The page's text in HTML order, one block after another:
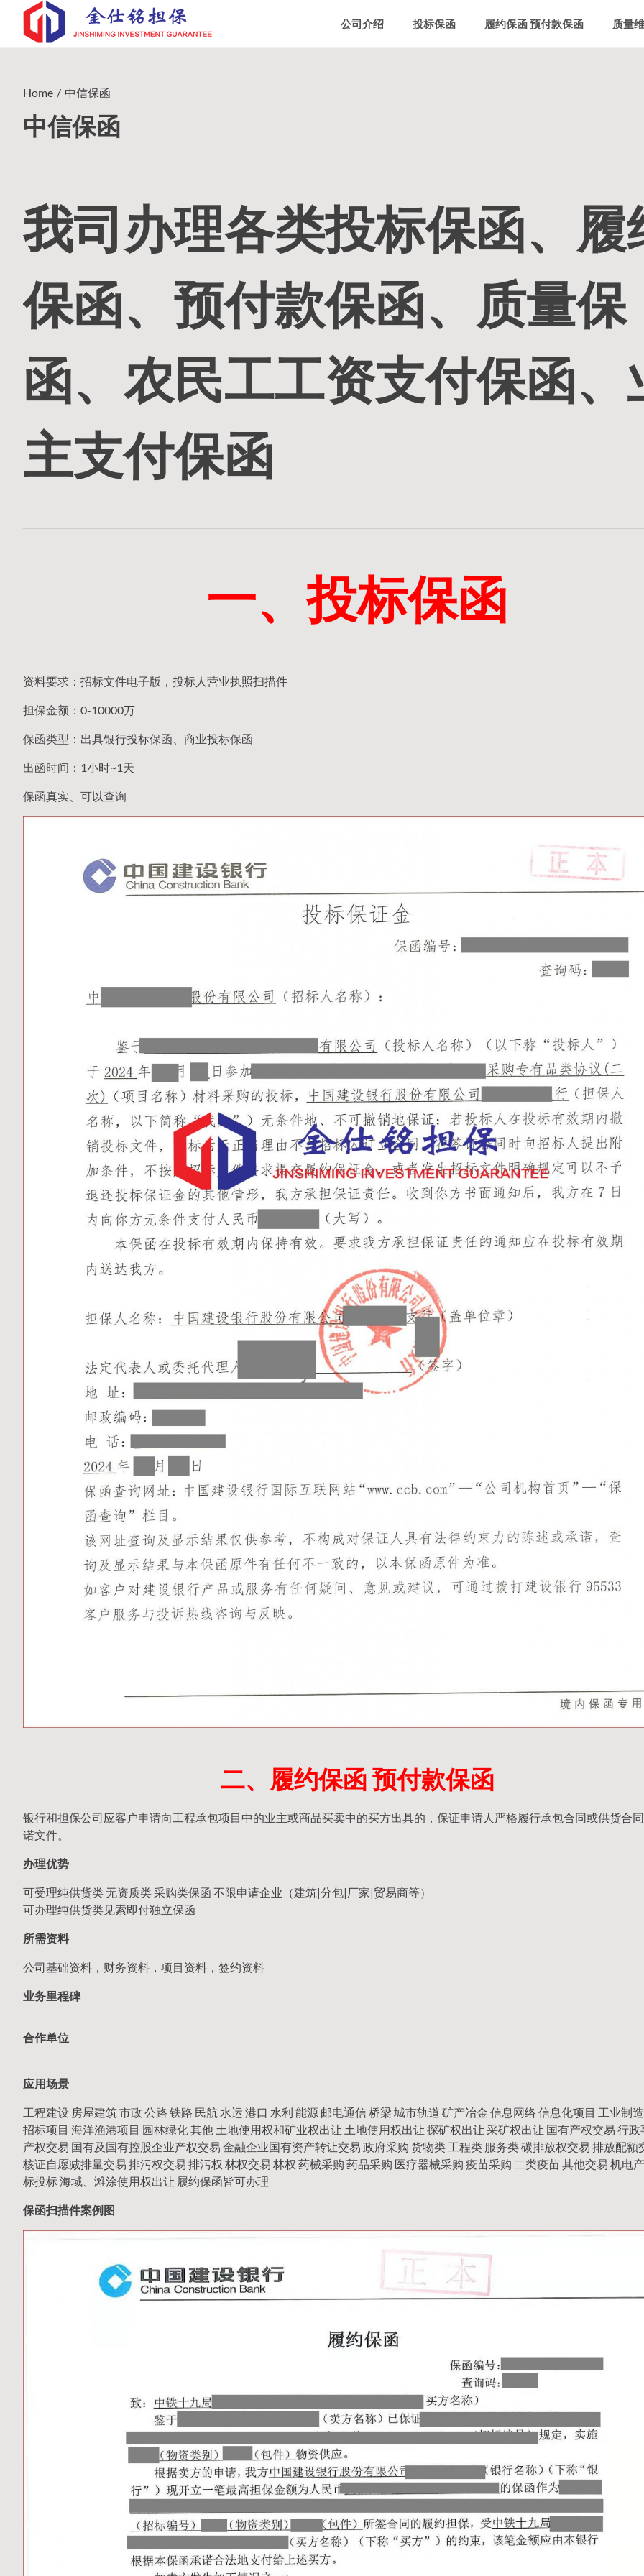
content
公司介绍 投标保函 履约保函 预付款保函 质量
Home 中信保函
中信保函
我司办理各类投标保函、履
保函、预付款保函、质量保
函、农民工工资支付保函、
主支付保函
一、投标保函
资料要求：招标文件电子版，投标人营业执照扫描件
担保金额：0-10000万
保函类型：出具银行投标保函、商业投标保函
出函时间：1小时~1天
保函真实、可以查询
二、履约保函 预付款保函
银行和担保公司应客户申请向工程承包项目中的业主或商品买卖中的买方出具的，保证申请人严格履行承包合同或供货合
诺文件。
办理优势
可受理纯供货类 无资质类 采购类保函 不限申请企业（建筑|分包|厂家|贸易商等）
可办理纯供货类见索即付独立保函
所需资料
公司基础资料，财务资料，项目资料，签约资料
业务里程碑
合作单位
应用场景
工程建设 房屋建筑 市政 公路 铁路 民航 水运 港口 水利 能源 邮电通信 桥梁 城市轨道 矿产冶金 信息网络 信息化项目 工业制
招标项目 海洋渔港项目 园林绿化 其他 土地使用权和矿业权出让 土地使用权出让 探矿权出让 采矿权出让 国有产权交易 行
产权交易 国有及国有控股企业产权交易 金融企业国有资产转让交易 政府采购 货物类 工程类 服务类 碳排放权交易 排放配额
核证自愿减排量交易 排污权交易 排污权 林权交易 林权 药械采购 药品采购 医疗器械采购 疫苗采购 二类疫苗 其他交易 机电
标投标 海域、滩涂使用权出让 履约保函皆可办理
保函扫描件案例图